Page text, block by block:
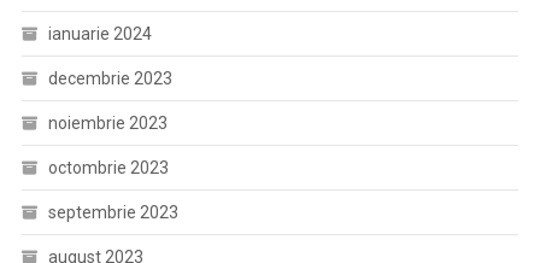
ianuarie 2024
decembrie 2023
noiembrie 2023
octombrie 2023
septembrie 2023
august 2023